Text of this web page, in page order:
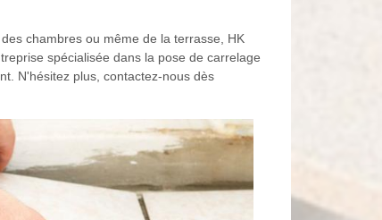
chambres ou même de la terrasse, HK
spécialisée dans la pose de carrelage
N'hésitez plus, contactez-nous dès